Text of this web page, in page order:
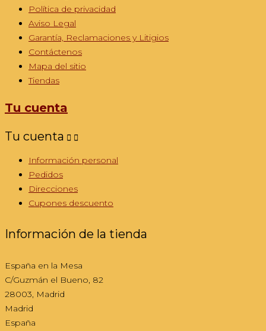
Política de privacidad
Aviso Legal
Garantía, Reclamaciones y Litigios
Contáctenos
Mapa del sitio
Tiendas
Tu cuenta
Tu cuenta  
Información personal
Pedidos
Direcciones
Cupones descuento
Información de la tienda
España en la Mesa
C/Guzmán el Bueno, 82
28003, Madrid
Madrid
España